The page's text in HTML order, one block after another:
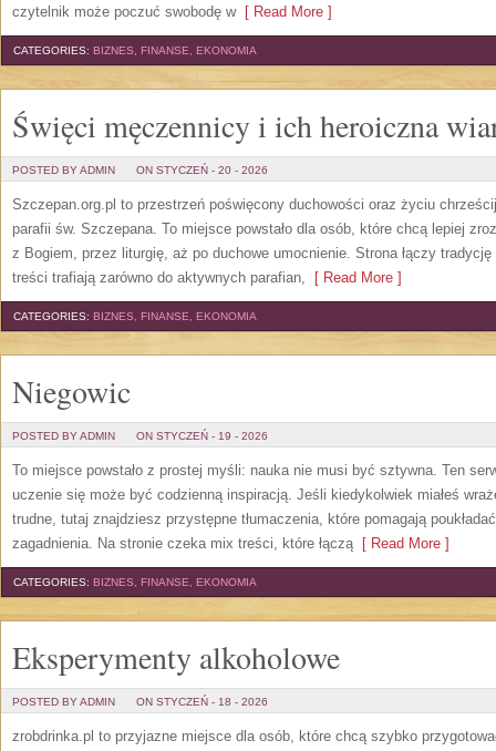
czytelnik może poczuć swobodę w[ Read More ]
CATEGORIES: BIZNES, FINANSE, EKONOMIA
Święci męczennicy i ich heroiczna
POSTED BY ADMIN ON STYCZEŃ - 20 - 2026
Szczepan.org.pl to przestrzeń poświęcony duchowości oraz życiu
parafii św. Szczepana. To miejsce powstało dla osób, które chcą lepiej
z Bogiem, przez liturgię, aż po duchowe umocnienie. Strona łączy
treści trafiają zarówno do aktywnych parafian, [ Read More ]
CATEGORIES: BIZNES, FINANSE, EKONOMIA
Niegowic
POSTED BY ADMIN ON STYCZEŃ - 19 - 2026
To miejsce powstało z prostej myśli: nauka nie musi być sztywna. Ten
uczenie się może być codzienną inspiracją. Jeśli kiedykolwiek miałeś
trudne, tutaj znajdziesz przystępne tłumaczenia, które pomagają
zagadnienia. Na stronie czeka mix treści, które łączą[ Read More ]
CATEGORIES: BIZNES, FINANSE, EKONOMIA
Eksperymenty alkoholowe
POSTED BY ADMIN ON STYCZEŃ - 18 - 2026
zrobdrinka.pl to przyjazne miejsce dla osób, które chcą szybko